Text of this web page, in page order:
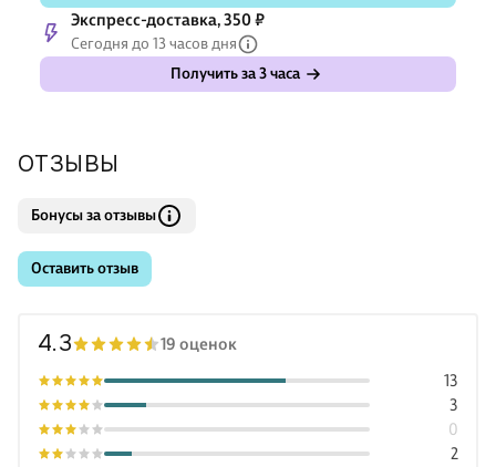
Экспресс-доставка, 350 ₽
Сегодня до 13 часов дня
Получить за 3 часа
ОТЗЫВЫ
Бонусы за отзывы
Оставить отзыв
4.3 19 оценок
2
0
3
13